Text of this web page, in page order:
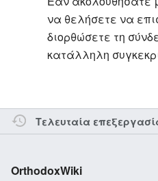
να θελήσετε να
διορθώσετε τη
κατάλληλη
Τελευταία
OrthodoxWiki